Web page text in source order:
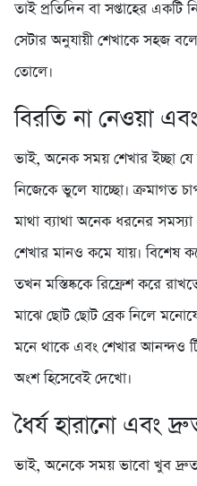
তাই প্রতিদিন বা সপ্তাহের একটি
সেটার অনুযায়ী শেখাকে সহজ
তোলে।
বিরতি না নেওয়া
ভাই, অনেক সময় শেখার ইচ্ছা
নিজেকে ভুলে যাচ্ছো। ক্রমাগত
মাথা ব্যাথা অনেক ধরনের
শেখার মানও কমে যায়। বিশেষ
তখন মস্তিষ্ককে রিফ্রেশ করে
মাঝে ছোট ছোট ব্রেক নিলে
মনে থাকে এবং শেখার আনন্দও
অংশ হিসেবেই দেখো।
ধৈর্য হারানো এবং
ভাই, অনেকে সময় ভাবো খুব